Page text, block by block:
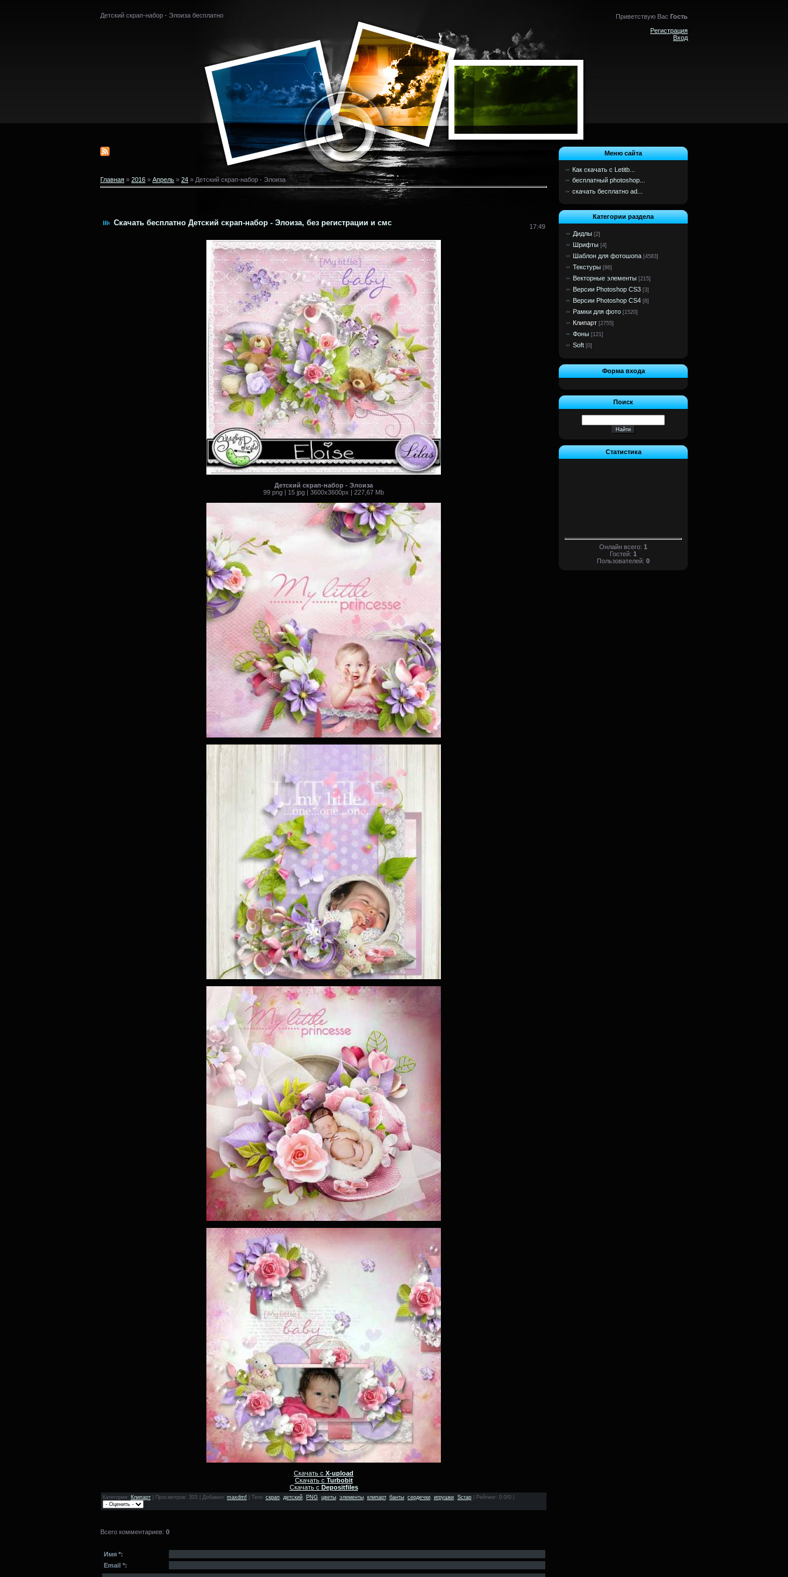
Детский скрап-набор - Элоиза бесплатно Приветствую Вас Гость
Регистрация
Вход
Главная » 2016 » Апрель » 24 » Детский скрап-набор - Элоиза
Скачать бесплатно Детский скрап-набор - Элоиза, без регистрации и смс 17:49
Детский скрап-набор - Элоиза
99 png | 15 jpg | 3600x3600px | 227,67 Mb
Скачать с X-upload
Скачать с Turbobit
Скачать с Depositfiles
Категория : Клипарт Просмотров: 303 | Добавил: maxdmf Теги: скрап детский PNG цветы элементы клипарт, банты сердечки игрушки Scrap Рейтинг: 0.0/0 |
Всего комментариев: 0
Имя *:
Email *:
Меню сайта
Как скачать с Letitb...
бесплатный photoshop...
скачать бесплатно ad...
Категории раздела
Дидлы [2]
Шрифты [4]
Шаблон для фотошопа [4583]
Текстуры [86]
Векторные элементы [215]
Версии Photoshop CS3 [3]
Версии Photoshop CS4 [8]
Рамки для фото [1520]
Клипарт [2755]
Фоны [121]
Soft [0]
Форма входа
Поиск
Статистика
Онлайн всего: 1
Гостей: 1
Пользователей: 0